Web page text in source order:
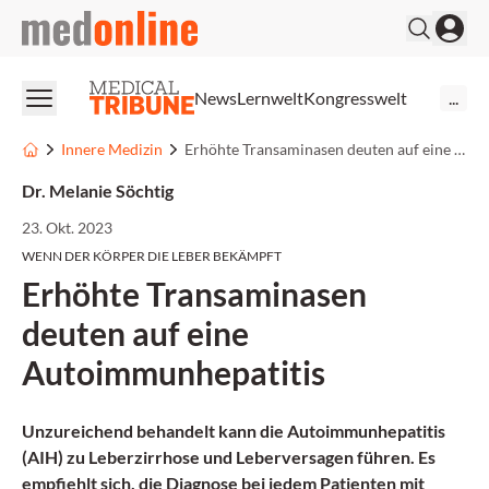
medonline
NewsLernweltKongresswelt
Innere Medizin Erhöhte Transaminasen deuten auf eine Autoimmunhepatitis
Dr. Melanie Söchtig
23. Okt. 2023
WENN DER KÖRPER DIE LEBER BEKÄMPFT
Erhöhte Transaminasen
deuten auf eine
Autoimmunhepatitis
Unzureichend behandelt kann die Autoimmunhepatitis
(AIH) zu Leberzirrhose und Leberversagen führen. Es
empfiehlt sich, die Diagnose bei jedem Patienten mit